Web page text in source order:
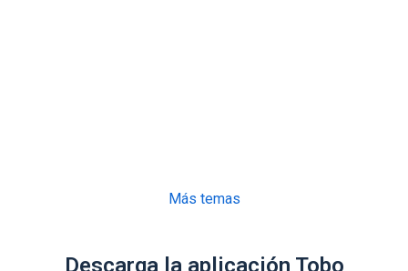
Más temas
Descarga la aplicación Tobo